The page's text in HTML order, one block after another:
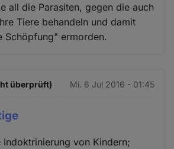
all die Parasiten, gegen die auch
Tiere behandeln und damit
Schöpfung" ermorden.
überprüft) Mi. 6 Jul 2016 - 01:45
von Kindern;